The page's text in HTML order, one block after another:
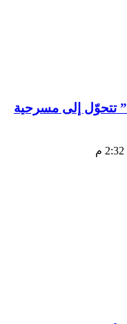
الرواية الروسية “عنبر رقم 6” تتحوّل إلى مسرحية